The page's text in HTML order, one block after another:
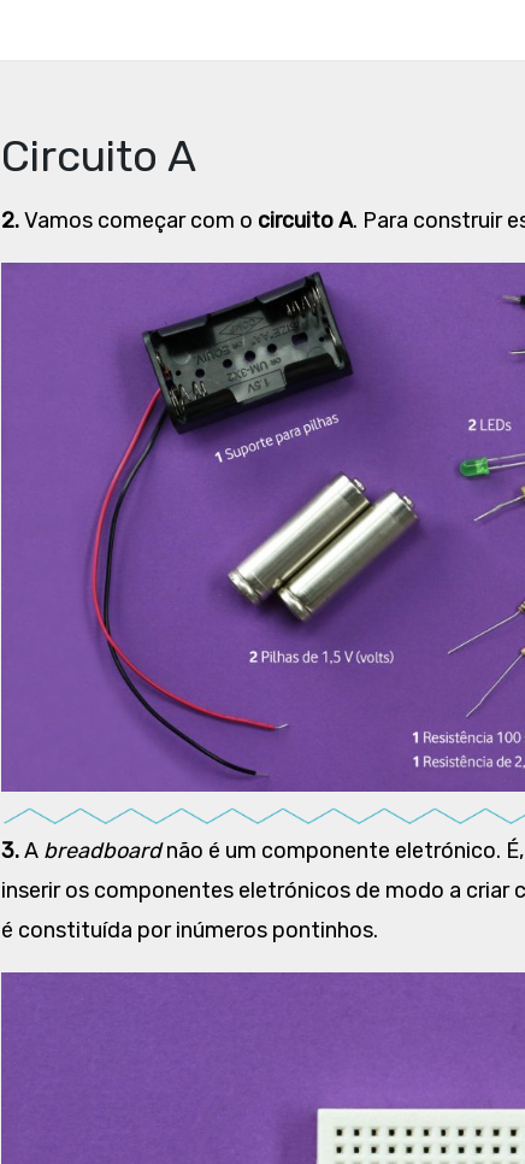
Circuito A
2.Vamos começar com o circuito A. Para construir
3.A breadboardnão é um componente eletrónico.
inserir os componentes eletrónicos de modo a criar
é constituída por inúmeros pontinhos.